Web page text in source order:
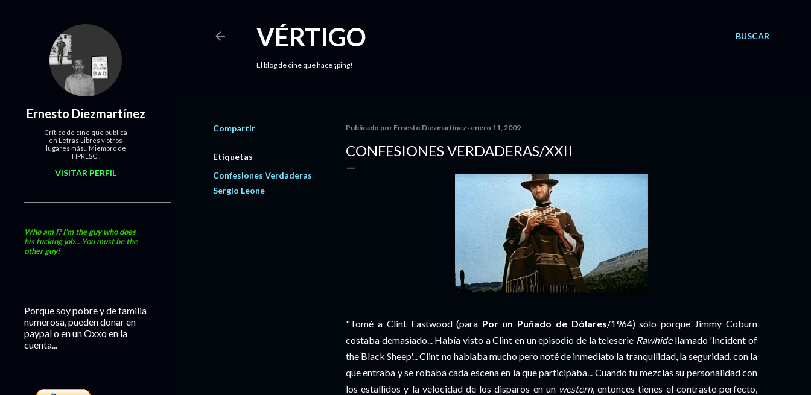
BUSCAR
VÉRTIGO
El blog de cine que hace ¡ping!
Compartir
Etiquetas
Confesiones Verdaderas
Sergio Leone
Publicado por Ernesto Diezmartínez enero 11, 2009
CONFESIONES VERDADERAS/XXII
"Tomé a Clint Eastwood (para Por un Puñado de Dólares/1964) sólo porque Jimmy Coburn
costaba demasiado... Había visto a Clint en un episodio de la teleserie Rawhidellamado 'Incident of
the Black Sheep'... Clint no hablaba mucho pero noté de inmediato la tranquilidad, la seguridad, con la
que entraba y se robaba cada escena en la que participaba... Cuando tu mezclas su personalidad con
los estallidos y la velocidad de los disparos en un western, entonces tienes el contraste perfecto,
Ernesto Diezmartínez
Crítico de cine que publica
en Letras Libres y otros
lugares más... Miembro de
FIPRESCI.
VISITAR PERFIL
Who am I? I'm the guy who does
his fucking job... You must be the
other guy!
Porque soy pobre y de familia
numerosa, pueden donar en
paypal o en un Oxxo en la
cuenta...